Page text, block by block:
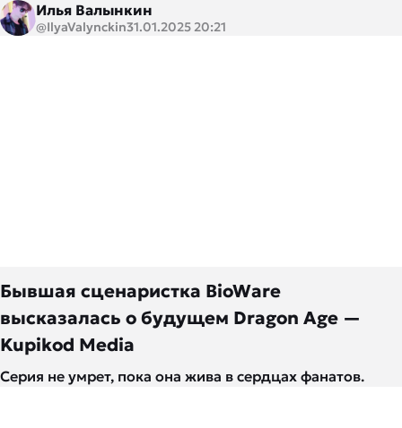
Бывшая сценаристка BioWare
высказалась о будущем Dragon Age —
Kupikod Media
Серия не умрет, пока она жива в сердцах фанатов.
Илья Валынкин
@IlyaValynckin31.01.2025 20:21